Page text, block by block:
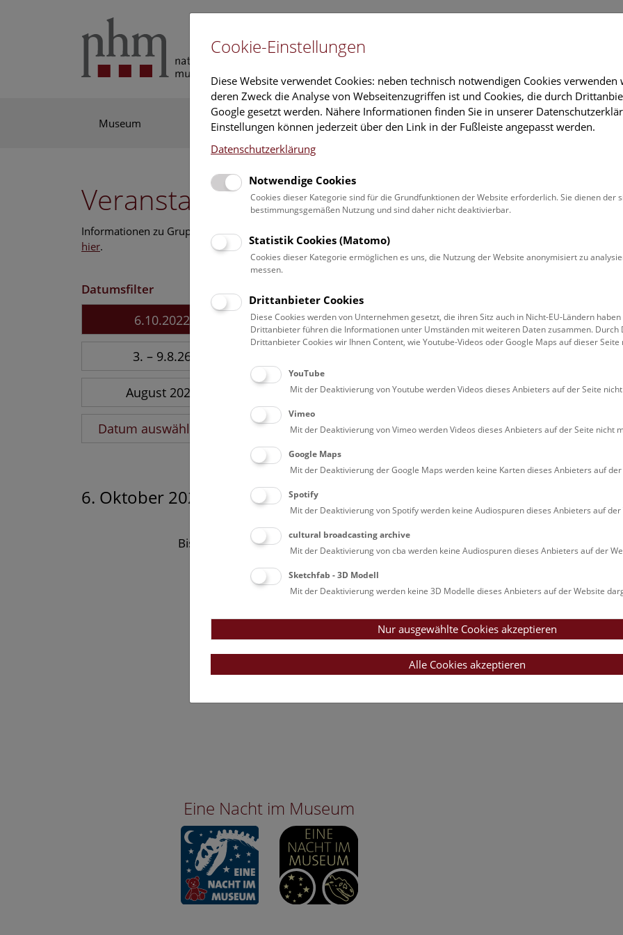
Museum Ausstellung Forschung Führungen & Aktivitäten Deck 50
Veranstaltungskalender
Informationen zu Gruppen,- Kindergarten- und Schulprogrammen finden Sie
hier.
Datumsfilter
6.10.2022
3. – 9.8.26
August 2026
Datum auswählen
Erwachsene (0)
Familien (0)
Führungen &
Kulinarik &
6. Oktober 2022
Bisher keine Ergebnisse. Dienstags ist das NHM Wien in der Regel geschlossen.
Eine Nacht im Museum
Cookie-Einstellungen
Diese Website verwendet Cookies: neben technisch notwendigen Cookies verwenden
deren Zweck die Analyse von Webseitenzugriffen ist und Cookies, die durch
Google gesetzt werden. Nähere Informationen finden Sie in unserer
Einstellungen können jederzeit über den Link in der Fußleiste angepasst werden.
Datenschutzerklärung
Notwendige Cookies
Cookies dieser Kategorie sind für die Grundfunktionen der Website erforderlich. Sie dienen der
bestimmungsgemäßen Nutzung und sind daher nicht deaktivierbar.
Statistik Cookies (Matomo)
Cookies dieser Kategorie ermöglichen es uns, die Nutzung der Website anonymisiert zu
messen.
Drittanbieter Cookies
Diese Cookies werden von Unternehmen gesetzt, die ihren Sitz auch in Nicht-EU-Ländern haben
Drittanbieter führen die Informationen unter Umständen mit weiteren Daten zusammen. Durch
Drittanbieter Cookies wir Ihnen Content, wie Youtube-Videos oder Google Maps auf dieser
YouTube
Mit der Deaktivierung von Youtube werden Videos dieses Anbieters auf der Seite
Vimeo
Mit der Deaktivierung von Vimeo werden Videos dieses Anbieters auf der Seite nicht
Google Maps
Mit der Deaktivierung der Google Maps werden keine Karten dieses Anbieters auf
Spotify
Mit der Deaktivierung von Spotify werden keine Audiospuren dieses Anbieters auf
cultural broadcasting archive
Mit der Deaktivierung von cba werden keine Audiospuren dieses Anbieters auf der
Sketchfab - 3D Modell
Mit der Deaktivierung werden keine 3D Modelle dieses Anbieters auf der Website
Nur ausgewählte Cookies akzeptieren
Alle Cookies akzeptieren